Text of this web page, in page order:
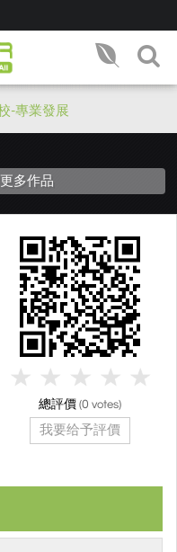
-專業發展
更多作品
總評價(0 votes)
我要给予評價